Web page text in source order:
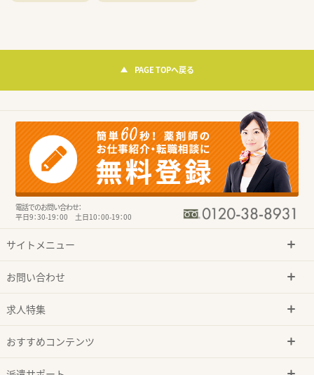
PAGE TOPへ戻る
電話でのお問い合わせ：
平日9：30-19：00 土日10：00-19：00
サイトメニュー
お問い合わせ
求人特集
おすすめコンテンツ